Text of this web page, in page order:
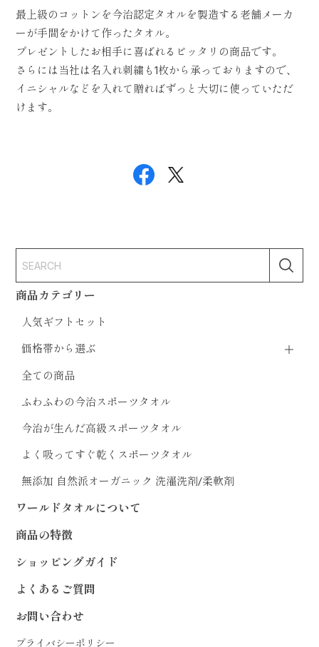
商品カテゴリー
人気ギフトセット
価格帯から選ぶ
全ての商品
ふわふわの今治スポーツタオル
今治が生んだ高級スポーツタオル
よく吸ってすぐ乾くスポーツタオル
無添加 自然派オーガニック 洗濯洗剤/柔軟剤
ワールドタオルについて
商品の特徴
ショッピングガイド
よくあるご質問
お問い合わせ
プライバシーポリシー
最上級のコットンを今治認定タオルを製造する老舗メーカ
ーが手間をかけて作ったタオル。
プレゼントしたお相手に喜ばれるピッタリの商品です。
さらには当社は名入れ刺繍も1枚から承っておりますので、
イニシャルなどを入れて贈ればずっと大切に使っていただ
けます。